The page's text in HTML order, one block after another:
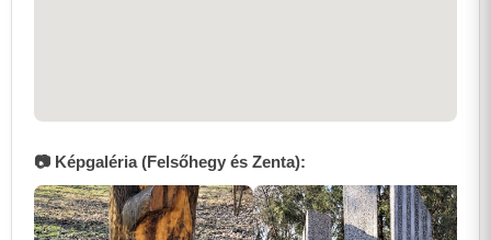
📷 Képgaléria (Felsőhegy és Zenta):